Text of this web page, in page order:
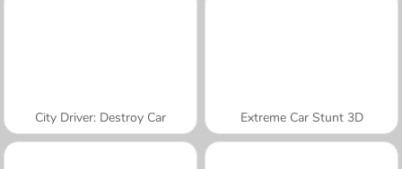
City Driver: Destroy Car Extreme Car Stunt 3D